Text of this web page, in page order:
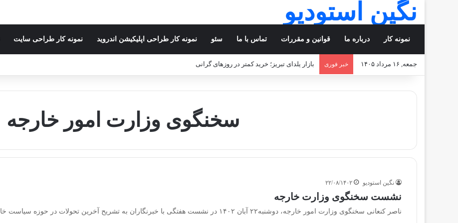
نگین استودیو
نمونه کار درباره ما قوانین و مقررات تماس با ما سئو نمونه کار طراحی اپلیکیشن اندروید نمونه کار طراحی سایت
جمعه, ۱۶ مرداد ۱۴۰۵ خبر فوری بازار یلدای تبریز؛ خرید کمتر در روزهای گرانی
سخنگوی وزارت امور خارجه
نگین استودیو ۲۲/۰۸/۱۴۰۲
نشست سخنگوی وزارت خارجه
ناصر کنعانی سخنگوی وزارت امور خارجه، دوشنبه۲۲ آبان ۱۴۰۲ در نشست هفتگی با خبرنگاران به تشریح آخرین تحولات در حوزه سیاست خارجی پرداخت. منبع خبرگزاری فارس